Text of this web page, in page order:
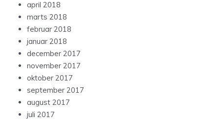
april 2018
marts 2018
februar 2018
januar 2018
december 2017
november 2017
oktober 2017
september 2017
august 2017
juli 2017